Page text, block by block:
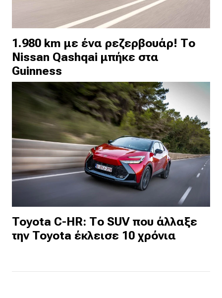
1.980 km με ένα ρεζερβουάρ! Το
Nissan Qashqai μπήκε στα
Guinness
Toyota C-HR: Το SUV που άλλαξε
την Toyota έκλεισε 10 χρόνια